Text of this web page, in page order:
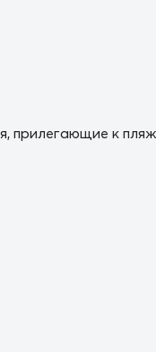
прилегающие к